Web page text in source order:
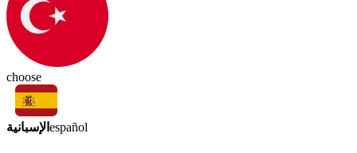
choose
الإسبانية español